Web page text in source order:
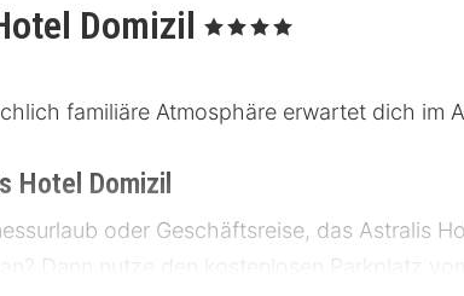
Domizil , 4 Sterne
familiäre Atmosphäre erwartet dich im
Hotel Domizil
oder Geschäftsreise, das Astralis
an? Dann nutze den kostenlosen Parkplatz